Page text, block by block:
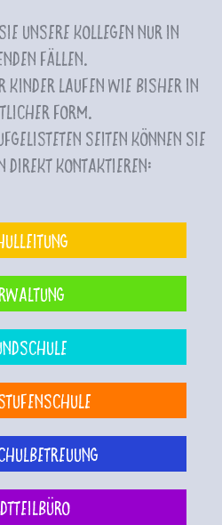
unsere Kollegen nur in
Fällen.
Kinder laufen wie bisher in
Form.
Seiten können Sie
direkt kontaktieren: